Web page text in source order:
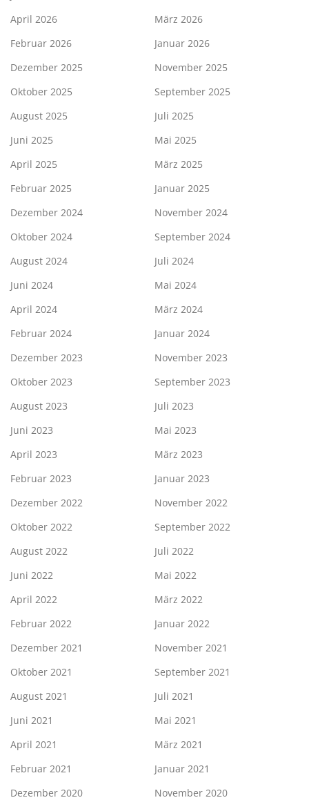
April 2026
März 2026
Februar 2026
Januar 2026
Dezember 2025
November 2025
Oktober 2025
September 2025
August 2025
Juli 2025
Juni 2025
Mai 2025
April 2025
März 2025
Februar 2025
Januar 2025
Dezember 2024
November 2024
Oktober 2024
September 2024
August 2024
Juli 2024
Juni 2024
Mai 2024
April 2024
März 2024
Februar 2024
Januar 2024
Dezember 2023
November 2023
Oktober 2023
September 2023
August 2023
Juli 2023
Juni 2023
Mai 2023
April 2023
März 2023
Februar 2023
Januar 2023
Dezember 2022
November 2022
Oktober 2022
September 2022
August 2022
Juli 2022
Juni 2022
Mai 2022
April 2022
März 2022
Februar 2022
Januar 2022
Dezember 2021
November 2021
Oktober 2021
September 2021
August 2021
Juli 2021
Juni 2021
Mai 2021
April 2021
März 2021
Februar 2021
Januar 2021
Dezember 2020
November 2020